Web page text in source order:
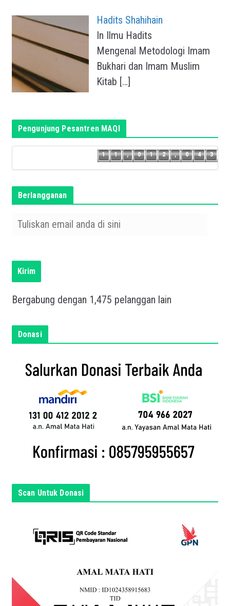
Hadits Shahihain
In Ilmu Hadits
Mengenal Metodologi Imam
Bukhari dan Imam Muslim
Kitab […]
Pengunjung Pesantren MAQI
1
1
1
1
,
,
0
0
1
1
2
2
,
,
0
0
4
4 3
Berlangganan
k
a
a
n
Kirim
Bergabung dengan 1,475 pelanggan lain
Donasi
Scan Untuk Donasi